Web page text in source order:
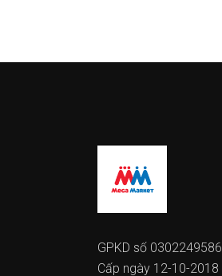
GPKD số 0302249586
Cấp ngày 12-10-2018